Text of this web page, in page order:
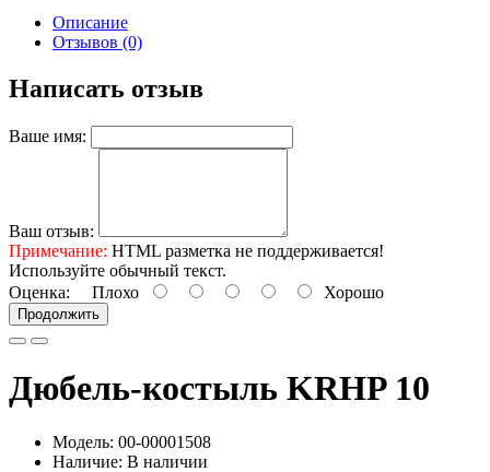
Описание
Отзывов (0)
Написать отзыв
Ваше имя:
Ваш отзыв:
Примечание: HTML разметка не поддерживается!
Используйте обычный текст.
Оценка: Плохо Хорошо
Продолжить
Дюбель-костыль KRHP 10
Модель: 00-00001508
Наличие: В наличии